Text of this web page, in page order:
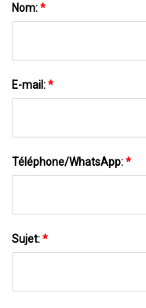
Nom:*
E-mail:*
Téléphone/WhatsApp:*
Sujet:*